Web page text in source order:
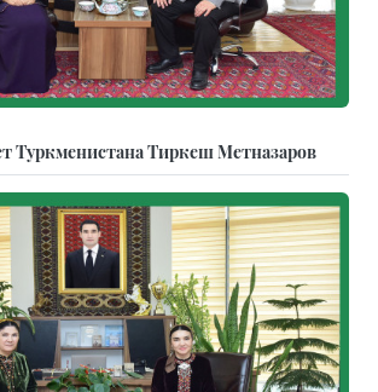
Туркменистана Тиркеш Мeтназаров